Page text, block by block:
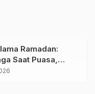
Ramadan:
Saat Puasa,